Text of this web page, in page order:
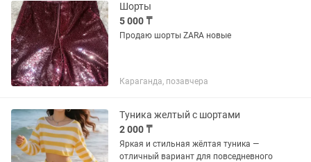
Шорты
5 000 ₸
Продаю шорты ZARA новые
Караганда, позавчера
Туника желтый с шортами
2 000 ₸
Яркая и стильная жёлтая туника —
отличный вариант для повседневного